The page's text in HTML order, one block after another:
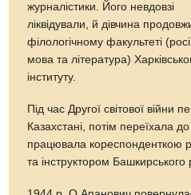
журналістики. Його невдовзі
ліквідували, й дівчина
філологічному факультеті
мова та література)
інституту.
Під час Другої світової війни
Казахстані, потім переїхала
працювала кореспонденткою
та інструктором Башкирського